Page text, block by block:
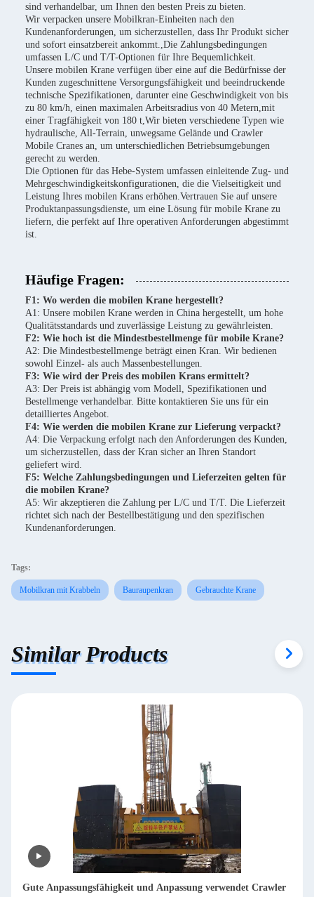
sind verhandelbar, um Ihnen den besten Preis zu bieten.
Wir verpacken unsere Mobilkran-Einheiten nach den
Kundenanforderungen, um sicherzustellen, dass Ihr Produkt sicher
und sofort einsatzbereit ankommt.,Die Zahlungsbedingungen
umfassen L/C und T/T-Optionen für Ihre Bequemlichkeit.
Unsere mobilen Krane verfügen über eine auf die Bedürfnisse der
Kunden zugeschnittene Versorgungsfähigkeit und beeindruckende
technische Spezifikationen, darunter eine Geschwindigkeit von bis
zu 80 km/h, einen maximalen Arbeitsradius von 40 Metern,mit
einer Tragfähigkeit von 180 t,Wir bieten verschiedene Typen wie
hydraulische, All-Terrain, unwegsame Gelände und Crawler
Mobile Cranes an, um unterschiedlichen Betriebsumgebungen
gerecht zu werden.
Die Optionen für das Hebe-System umfassen einleitende Zug- und
Mehrgeschwindigkeitskonfigurationen, die die Vielseitigkeit und
Leistung Ihres mobilen Krans erhöhen.Vertrauen Sie auf unsere
Produktanpassungsdienste, um eine Lösung für mobile Krane zu
liefern, die perfekt auf Ihre operativen Anforderungen abgestimmt
ist.
Häufige Fragen:
F1: Wo werden die mobilen Krane hergestellt?
A1: Unsere mobilen Krane werden in China hergestellt, um hohe
Qualitätsstandards und zuverlässige Leistung zu gewährleisten.
F2: Wie hoch ist die Mindestbestellmenge für mobile Krane?
A2: Die Mindestbestellmenge beträgt einen Kran. Wir bedienen
sowohl Einzel- als auch Massenbestellungen.
F3: Wie wird der Preis des mobilen Krans ermittelt?
A3: Der Preis ist abhängig vom Modell, Spezifikationen und
Bestellmenge verhandelbar. Bitte kontaktieren Sie uns für ein
detailliertes Angebot.
F4: Wie werden die mobilen Krane zur Lieferung verpackt?
A4: Die Verpackung erfolgt nach den Anforderungen des Kunden,
um sicherzustellen, dass der Kran sicher an Ihren Standort
geliefert wird.
F5: Welche Zahlungsbedingungen und Lieferzeiten gelten für
die mobilen Krane?
A5: Wir akzeptieren die Zahlung per L/C und T/T. Die Lieferzeit
richtet sich nach der Bestellbestätigung und den spezifischen
Kundenanforderungen.
Tags:
Mobilkran mit Krabbeln Bauraupenkran Gebrauchte Krane
Similar Products
Gute Anpassungsfähigkeit und Anpassung verwendet Crawler